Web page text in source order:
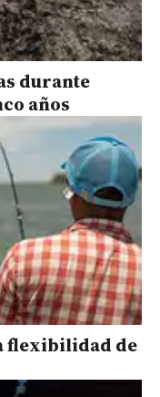
durante
años
flexibilidad de